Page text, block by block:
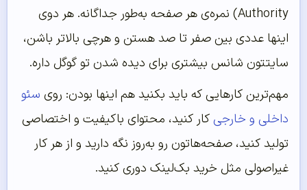
Authority) نمره‌ی هر صفحه به‌طور جداگانه. هر دوی
اینها عددی بین صفر تا صد هستن و هرچی بالاتر باشن،
سایتتون شانس بیشتری برای دیده شدن تو گوگل داره.
مهم‌ترین کارهایی که باید بکنید هم اینها بودن: روی سئو
داخلی و خارجی کار کنید، محتوای باکیفیت و اختصاصی
تولید کنید، صفحه‌هاتون رو به‌روز نگه دارید و از هر کار
غیراصولی مثل خرید بک‌لینک دوری کنید.